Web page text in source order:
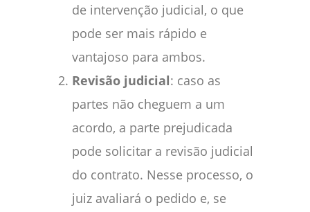
de intervenção judicial, o que
pode ser mais rápido e
vantajoso para ambos.
Revisão judicial: caso as
partes não cheguem a um
acordo, a parte prejudicada
pode solicitar a revisão judicial
do contrato. Nesse processo, o
juiz avaliará o pedido e, se